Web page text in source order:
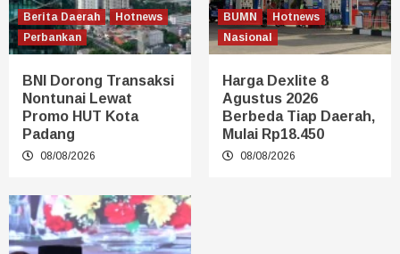
Berita Daerah
Hotnews
Perbankan
BNI Dorong Transaksi
Nontunai Lewat
Promo HUT Kota
Padang
08/08/2026
BUMN
Hotnews
Nasional
Harga Dexlite 8
Agustus 2026
Berbeda Tiap Daerah,
Mulai Rp18.450
08/08/2026